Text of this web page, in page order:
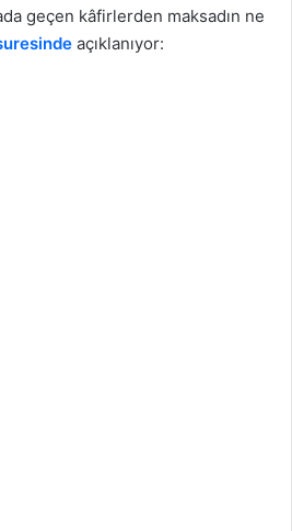
geçen kâfirlerden maksadın ne
açıklanıyor: